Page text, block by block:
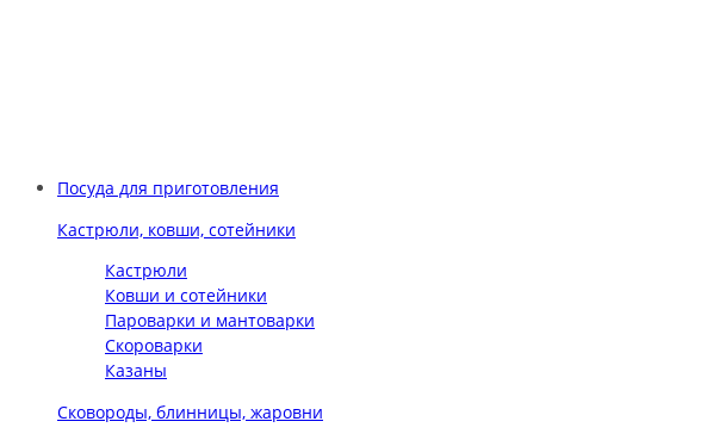
Посуда для приготовления
Кастрюли, ковши, сотейники
Кастрюли
Ковши и сотейники
Пароварки и мантоварки
Скороварки
Казаны
Сковороды, блинницы, жаровни